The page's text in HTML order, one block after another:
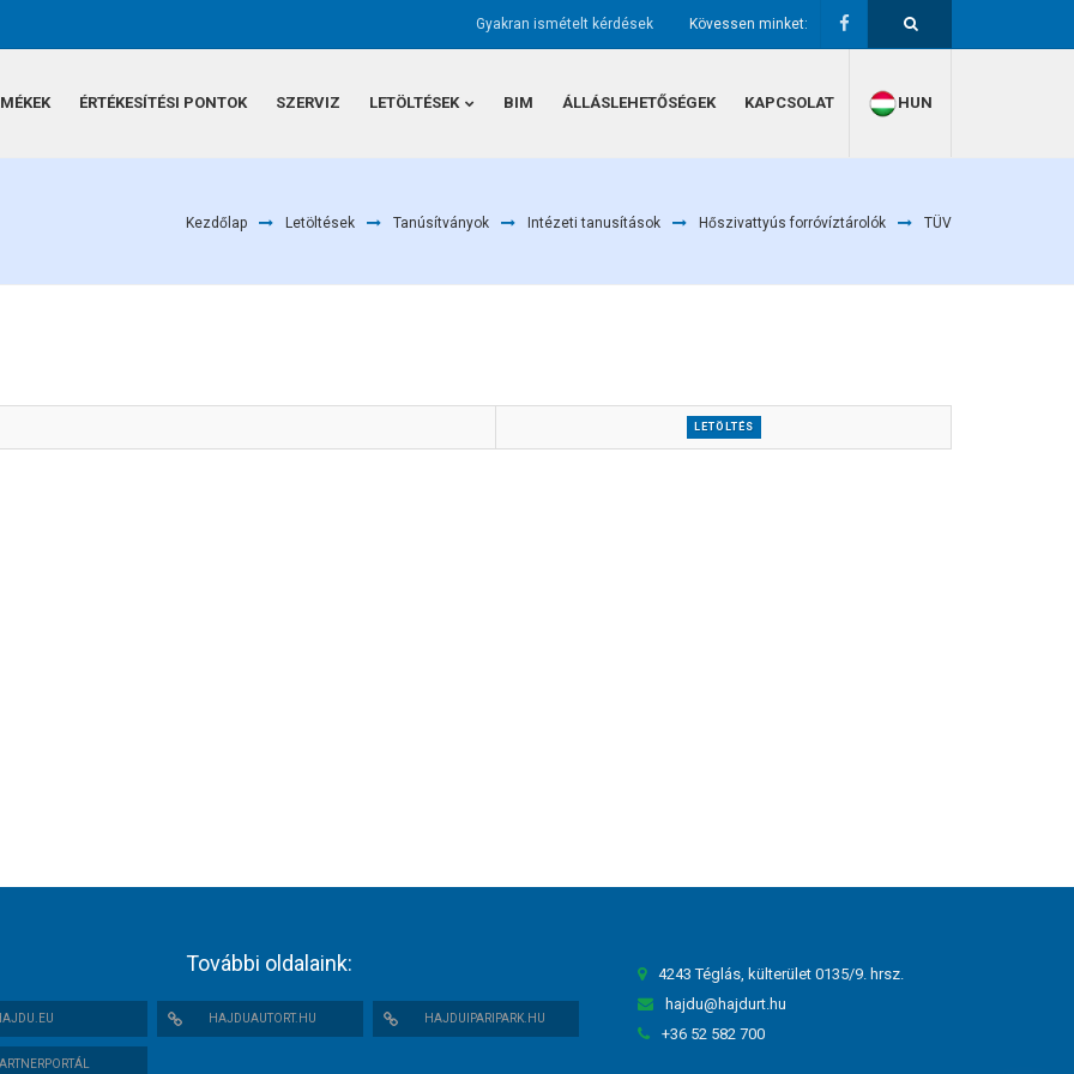
Kövessen minket:
Gyakran ismételt kérdések
ÉRTÉKESÍTÉSI PONTOK SZERVIZ LETÖLTÉSEK BIM ÁLLÁSLEHETŐSÉGEK KAPCSOLAT HUN
Kezdőlap Letöltések Tanúsítványok Intézeti tanusítások Hőszivattyús forróvíztárolók TÜV
LETÖLTÉS
További oldalaink:
HAJDUAUTORT.HU HAJDUIPARIPARK.HU
4243 Téglás, külterület 0135/9. hrsz.
hajdu@hajdurt.hu
+36 52 582 700